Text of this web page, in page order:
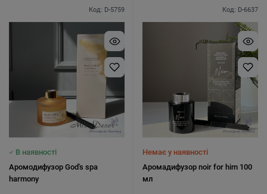
Код: D-5759
В наявності
Аромодифузор God's spa
harmony
Код: D-6637
Немає у наявності
Аромадифузор noir for him 100
мл